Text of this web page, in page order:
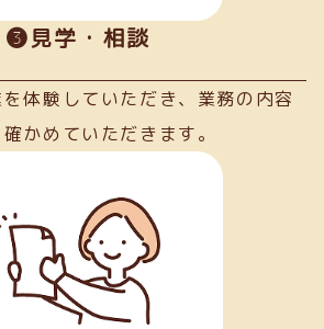
➌見学・相談
体験していただき、業務の内容
かめていただきます。